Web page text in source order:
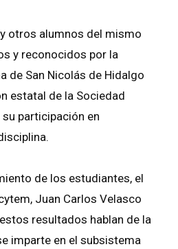
otros alumnos del mismo
y reconocidos por la
de San Nicolás de Hidalgo
estatal de la Sociedad
participación en
de los estudiantes, el
Juan Carlos Velasco
resultados hablan de la
imparte en el subsistema